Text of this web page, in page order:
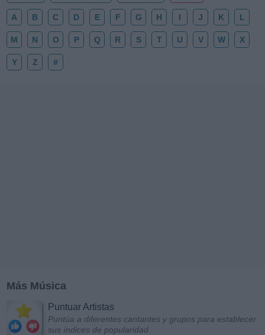
A B C D E F G H I J K L
M N O P Q R S T U V W X
Y Z #
Más Música
Puntuar Artistas
Puntúa a diferentes cantantes y grupos para establecer
sus índices de popularidad